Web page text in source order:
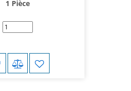
1 Pièce